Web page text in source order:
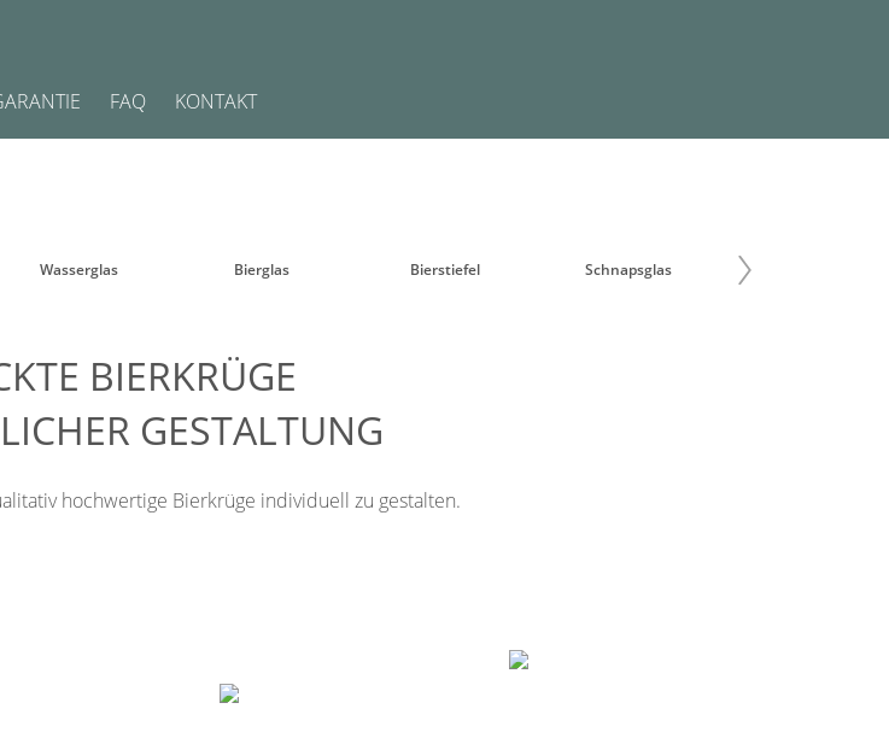
FAQ KONTAKT
Wasserglas Bierglas Bierstiefel Schnapsglas
BIERKRÜGE
GESTALTUNG
hochwertige Bierkrüge individuell zu gestalten.